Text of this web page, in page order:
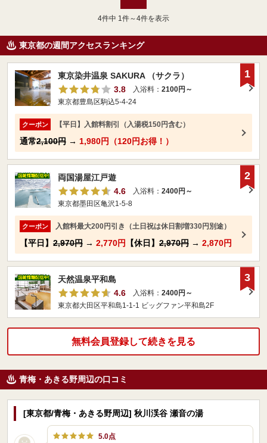
4件中 1件～4件を表示
東京都の週間アクセスランキング
東京染井温泉 SAKURA （サクラ）
3.8
入浴料： 2100円～
東京都豊島区駒込5-4-24
クーポン 【平日】入館料割引（入湯税150円含む）
通常2,100円 → 1,980円（120円お得！）
1
両国湯屋江戸遊
4.6
入浴料： 2400円～
東京都墨田区亀沢1-5-8
クーポン 入館料最大200円引き（土日祝は休日割増330円別途）
【平日】 2,970円 → 2,770円 【休日】 2,970円 → 2,870円
2
天然温泉平和島
4.6
入浴料： 2400円～
東京都大田区平和島1-1-1 ビッグファン平和島2F
3
無料会員登録して続きを見る
青梅・あきる野周辺の口コミ
[東京都/青梅・あきる野周辺] 秋川渓谷 瀬音の湯
5.0点